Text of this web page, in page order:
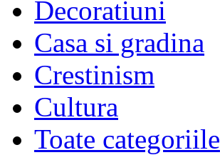
Decoratiuni
Casa si gradina
Crestinism
Cultura
Toate categoriile